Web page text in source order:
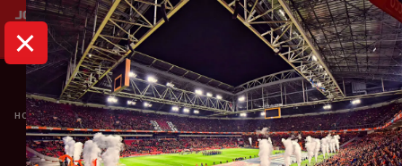
HOME KALENDER NEDERLAND - DUITSLAND